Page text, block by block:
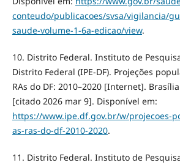
conteudo/publicacoes/svsa/vigilancia/
saude-volume-1-6a-edicao/view.
10. Distrito Federal. Instituto de
Distrito Federal (IPE-DF). Projeções
RAs do DF: 2010–2020 [Internet].
[citado 2026 mar 9]. Disponível em:
https://www.ipe.df.gov.br/w/projecoes-
as-ras-do-df-2010-2020.
11. Distrito Federal. Instituto de